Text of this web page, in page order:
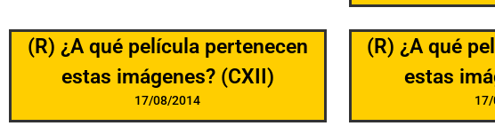
(R) ¿A qué película pertenecen
estas imágenes? (CXII)
17/08/2014
(R) ¿A qué
estas